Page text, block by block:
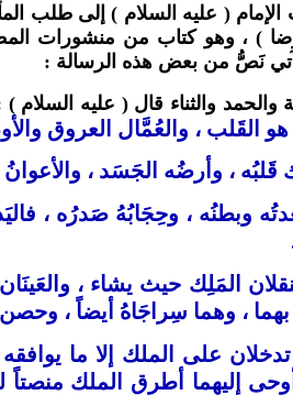
( عليه السلام ) إلى طلب
) ، وهو كتاب من منشورات
والحمد والثناء قال ( عليه السلام )
القَلب ، والعُمَّال العروق
، وأرضُه الجَسَد ، والأعوانُ
وبطنُه ، وحِجَابُهُ صَدرُه ،
المَلِك حيث يشاء ،
بهما ، وهما سِراجَاهُ أيضاً ،
تدخلان على الملك إلا ما
أوحى إليهما أطرق الملك